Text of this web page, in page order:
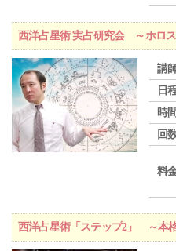
西洋占星術 実占研究会 ～ホロ
講
日
時間
回
料
西洋占星術「ステップ2」 ～本